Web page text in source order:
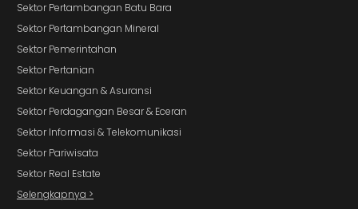
Sektor Pertambangan Batu Bara
Sektor Pertambangan Mineral
Sektor Pemerintahan
Sektor Pertanian
Sektor Keuangan & Asuransi
Sektor Perdagangan Besar & Eceran
Sektor Informasi & Telekomunikasi
Sektor Pariwisata
Sektor Real Estate
Selengkapnya >